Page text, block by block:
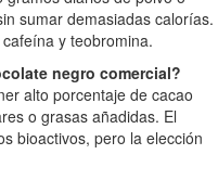
sumar demasiadas calorías.
y teobromina.
negro comercial?
alto porcentaje de cacao
o grasas añadidas. El
bioactivos, pero la elección